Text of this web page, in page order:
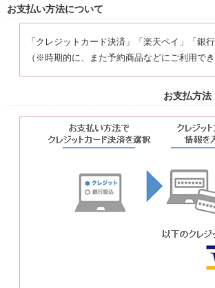
お支払い方法について
「クレジットカード決済」「楽天ペイ」「銀
（※時期的に、また予約商品などにご利用で
お支払方